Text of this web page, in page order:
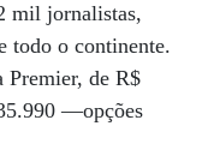
mil jornalistas,
todo o continente.
Premier, de R$
—opções